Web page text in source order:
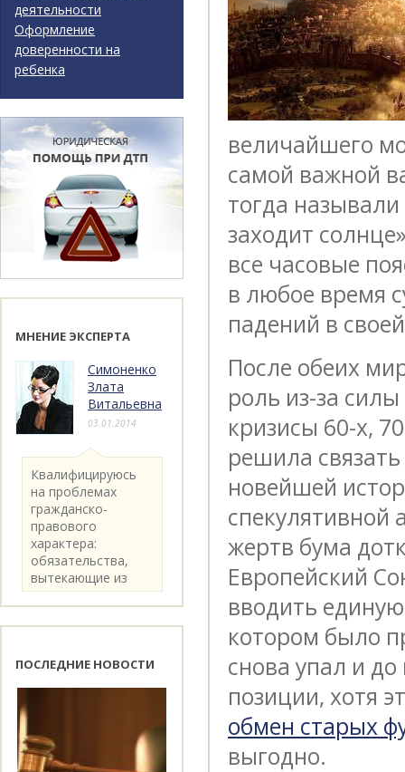
величайшего
самой важной
тогда
заходит
все часовые
в любое время
падений в
После обеих
роль из-за
кризисы 60-х,
решила
новейшей
спекулятивной
жертв бума
Европейский
вводить
котором было
снова упал и
позиции, хотя
обмен старых
выгодно.
деятельности
Оформление
доверенности на
ребенка
МНЕНИЕ ЭКСПЕРТА
Симоненко
Злата
Витальевна
03.01.2014
Квалифицируюсь
на проблемах
гражданско-
правового
характера:
обязательства,
вытекающие из
категории..
ПОСЛЕДНИЕ НОВОСТИ